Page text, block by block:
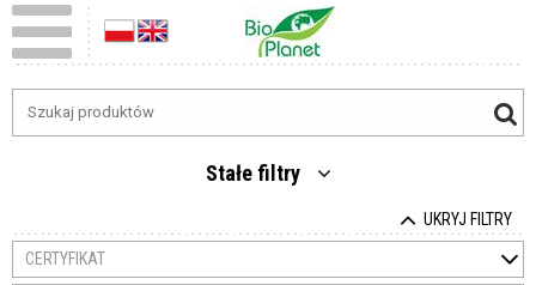
Stałe filtry
UKRYJ FILTRY
CERTYFIKAT